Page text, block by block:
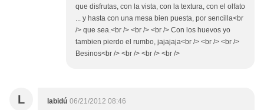
que disfrutas, con la vista, con la textura, con el olfato
... y hasta con una mesa bien puesta, por sencilla<br
/> que sea.<br /> <br /> <br /> Con los huevos yo
tambien pierdo el rumbo, jajajaja<br /> <br /> <br />
Besinos<br /> <br /> <br /> <br />
L labidú 06/21/2012 08:46